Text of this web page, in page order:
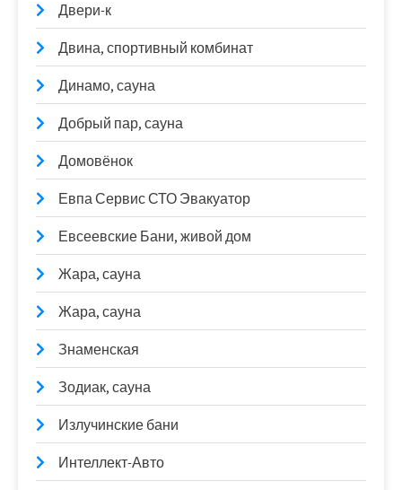
Двери-к
Двина, спортивный комбинат
Динамо, сауна
Добрый пар, сауна
Домовёнок
Евпа Сервис СТО Эвакуатор
Евсеевские Бани, живой дом
Жара, сауна
Жара, сауна
Знаменская
Зодиак, сауна
Излучинские бани
Интеллект-Авто